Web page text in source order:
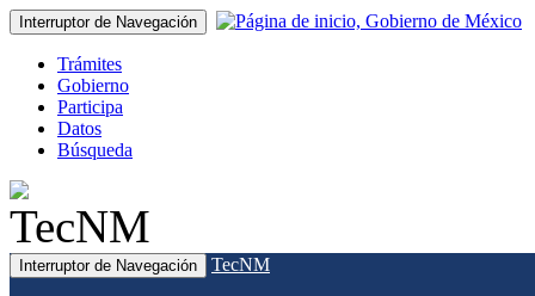
Interruptor de Navegación
Trámites
Gobierno
Participa
Datos
Búsqueda
Interruptor de Navegación TecNM